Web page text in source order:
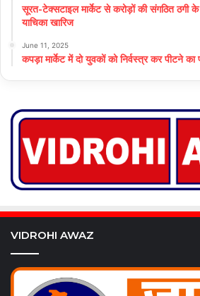
सूरत-टेक्सटाइल मार्केट से करोड़ों की संगठित ठगी
याचिका खारिज
June 11, 2025
कपड़ा मार्केट में दो युवकों को निर्वस्त्र कर पीटने का
VIDROHI AWAZ